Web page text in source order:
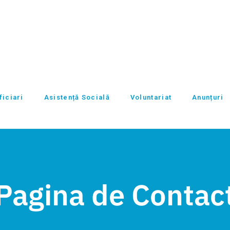
Asistență Socială Voluntariat Anunțuri
de